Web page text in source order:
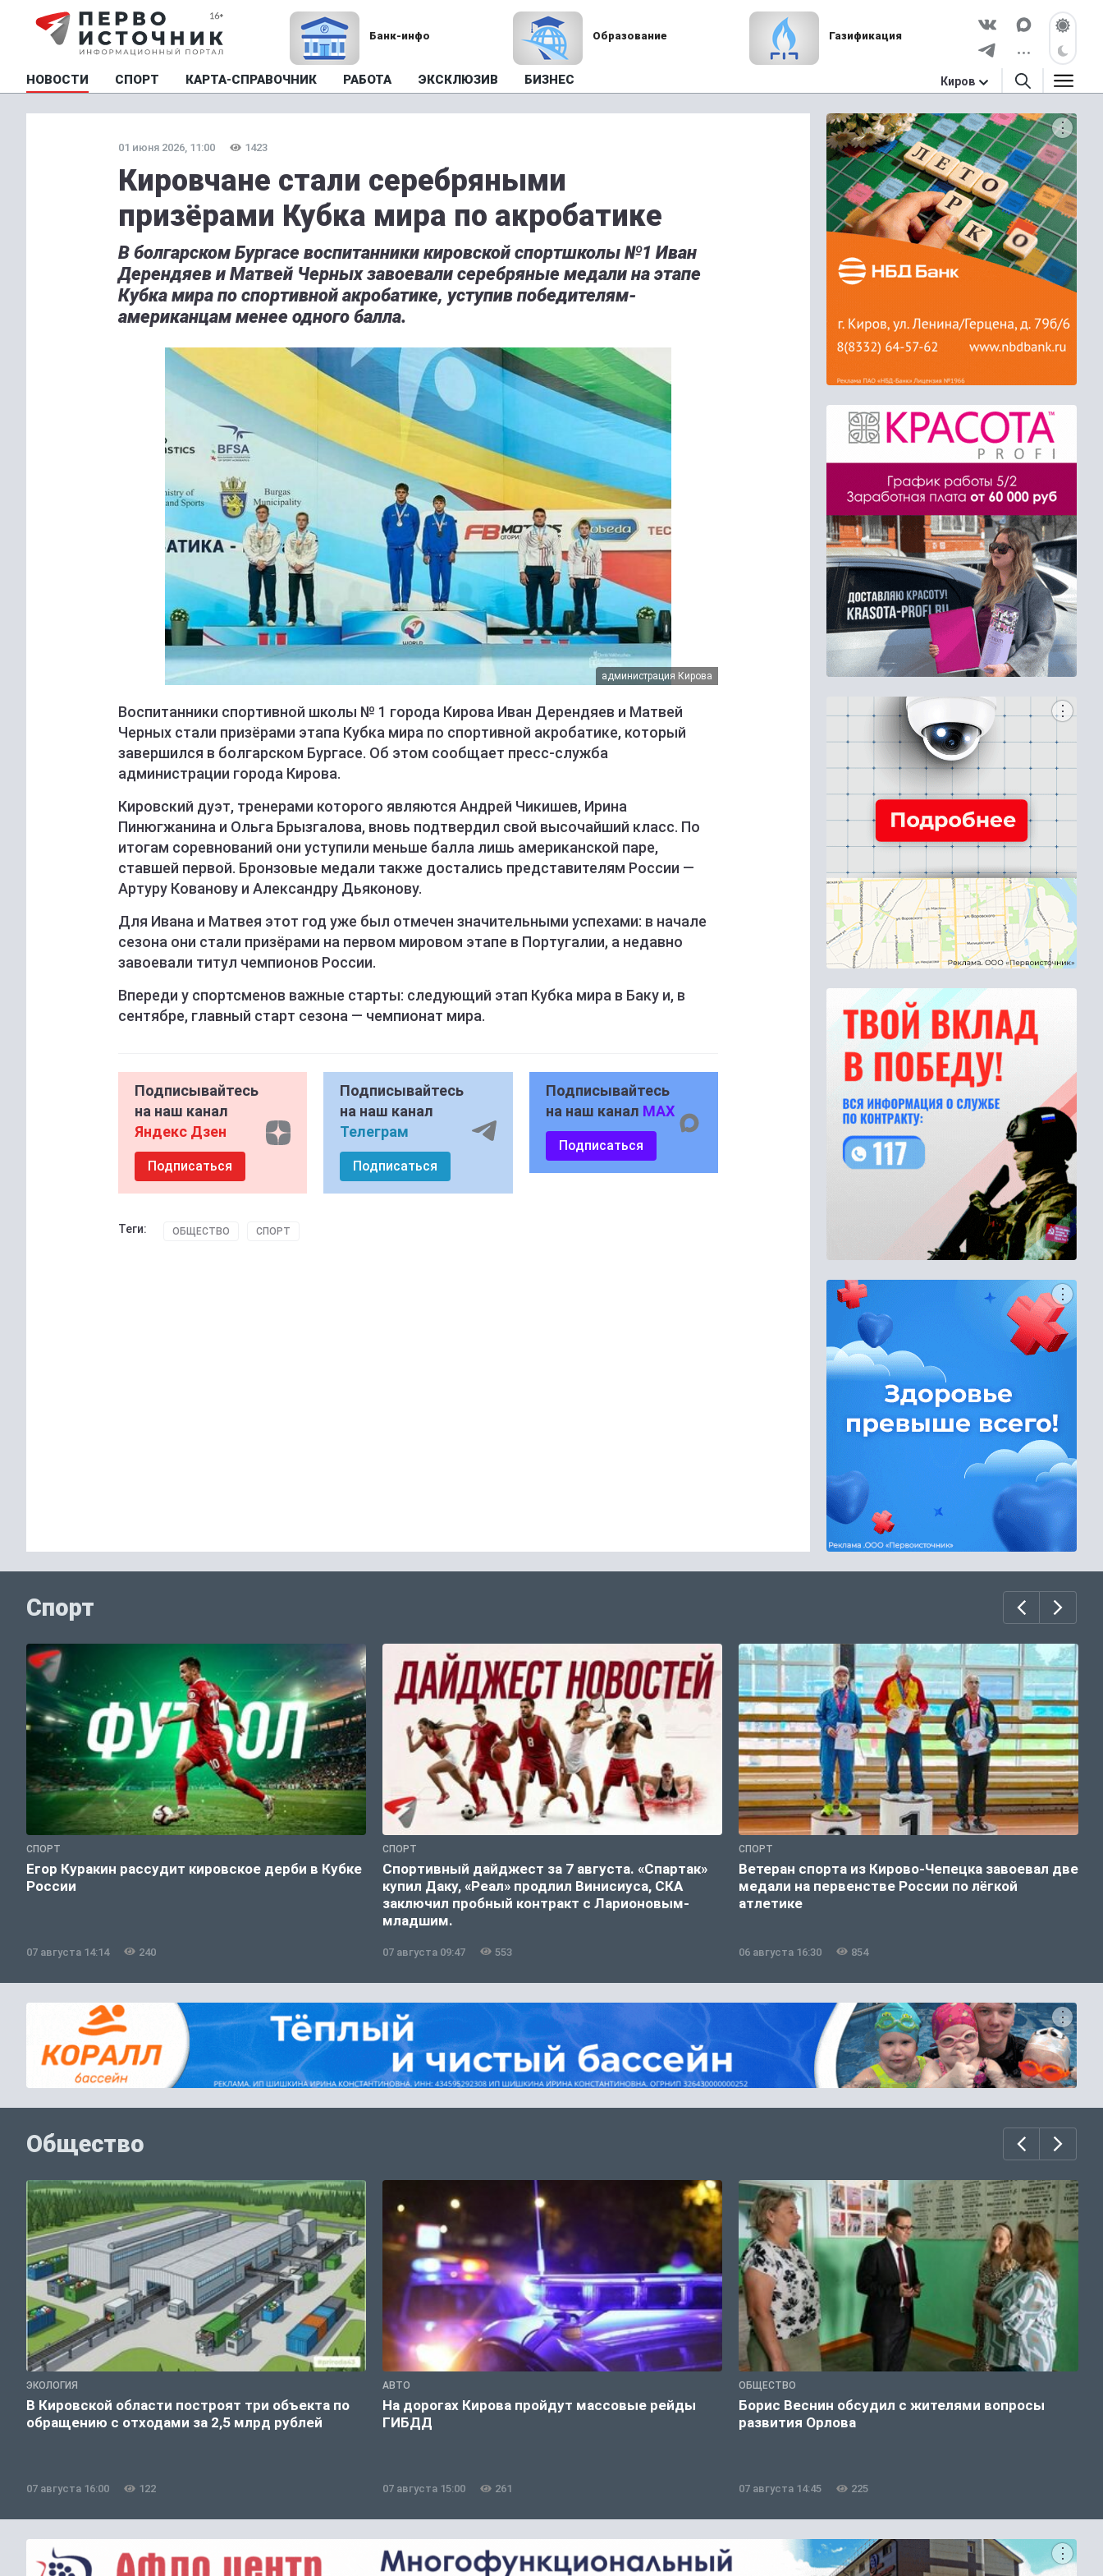
Банк-инфо Образование Газификация
НОВОСТИ СПОРТ КАРТА-СПРАВОЧНИК РАБОТА ЭКСКЛЮЗИВ БИЗНЕС Киров
01 июня 2026, 11:00 1423
Кировчане стали серебряными
призёрами Кубка мира по акробатике
В болгарском Бургасе воспитанники кировской спортшколы №1 Иван
Дерендяев и Матвей Черных завоевали серебряные медали на этапе
Кубка мира по спортивной акробатике, уступив победителям-
американцам менее одного балла.
администрация Кирова
Воспитанники спортивной школы № 1 города Кирова Иван Дерендяев и Матвей
Черных стали призёрами этапа Кубка мира по спортивной акробатике, который
завершился в болгарском Бургасе. Об этом сообщает пресс-служба
администрации города Кирова.
Кировский дуэт, тренерами которого являются Андрей Чикишев, Ирина
Пинюгжанина и Ольга Брызгалова, вновь подтвердил свой высочайший класс. По
итогам соревнований они уступили меньше балла лишь американской паре,
ставшей первой. Бронзовые медали также достались представителям России —
Артуру Кованову и Александру Дьяконову.
Для Ивана и Матвея этот год уже был отмечен значительными успехами: в начале
сезона они стали призёрами на первом мировом этапе в Португалии, а недавно
завоевали титул чемпионов России.
Впереди у спортсменов важные старты: следующий этап Кубка мира в Баку и, в
сентябре, главный старт сезона — чемпионат мира.
Подписывайтесь
на наш канал
Яндекс Дзен
Подписаться
Подписывайтесь
на наш канал
Телеграм
Подписаться
Подписывайтесь
на наш канал MAX
Подписаться
Теги: ОБЩЕСТВО СПОРТ
Спорт
СПОРТ
Егор Куракин рассудит кировское дерби в Кубке
России
07 августа 14:14 240
СПОРТ
Спортивный дайджест за 7 августа. «Спартак»
купил Даку, «Реал» продлил Винисиуса, СКА
заключил пробный контракт с Ларионовым-
младшим.
07 августа 09:47 553
СПОРТ
Ветеран спорта из Кирово-Чепецка завоевал две
медали на первенстве России по лёгкой
атлетике
06 августа 16:30 854
Общество
ЭКОЛОГИЯ
В Кировской области построят три объекта по
обращению с отходами за 2,5 млрд рублей
07 августа 16:00 122
АВТО
На дорогах Кирова пройдут массовые рейды
ГИБДД
07 августа 15:00 261
ОБЩЕСТВО
Борис Веснин обсудил с жителями вопросы
развития Орлова
07 августа 14:45 225